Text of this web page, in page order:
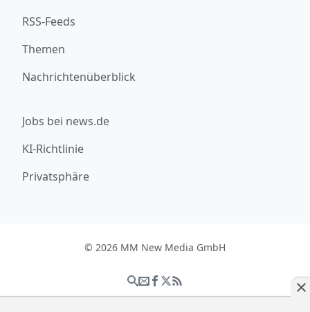
RSS-Feeds
Themen
Nachrichtenüberblick
Jobs bei news.de
KI-Richtlinie
Privatsphäre
© 2026 MM New Media GmbH